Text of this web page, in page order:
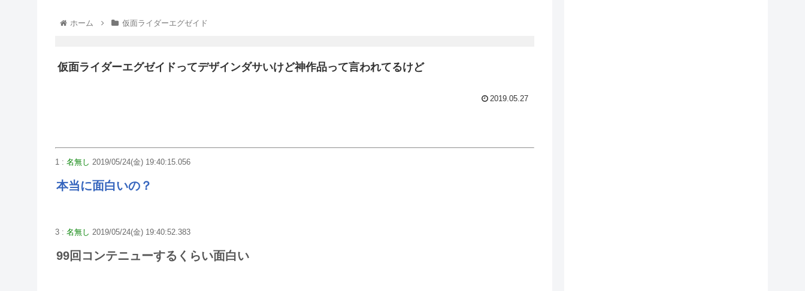
ホーム 仮面ライダーエグゼイド
仮面ライダーエグゼイドってデザインダサいけど神作品って言われてるけど
2019.05.27
1 : 名無し 2019/05/24(金) 19:40:15.056
本当に面白いの？
3 : 名無し 2019/05/24(金) 19:40:52.383
99回コンテニューするくらい面白い